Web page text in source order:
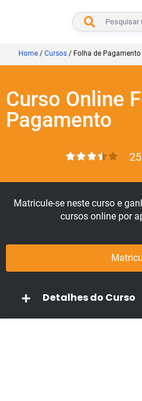
Home / Cursos / Folha de Pagamento
Curso Online
Pagamento
Matricule-se neste curso e
cursos online por
Detalhes do Curso